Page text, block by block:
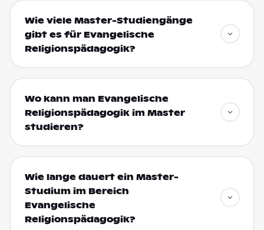
Wie viele Master-Studiengänge
gibt es für Evangelische
Religionspädagogik?
Wo kann man Evangelische
Religionspädagogik im Master
studieren?
Wie lange dauert ein Master-
Studium im Bereich
Evangelische
Religionspädagogik?